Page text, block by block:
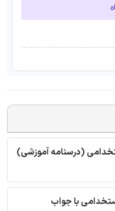
(درسنامه آموزشی)
با جواب